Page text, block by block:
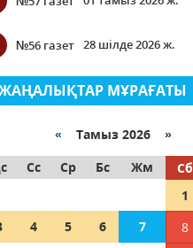
№56 газет 28 шілде 2026 ж.
МҰРАҒАТЫ
« Тамыз 2026 »
Сс Ср Бс Жм Сб
1
4 5 6 7 8